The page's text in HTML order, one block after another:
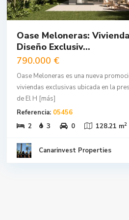
Oase Meloneras:
Diseño Exclusiv...
790.000 €
Oase Meloneras es una nueva
viviendas exclusivas ubicada en la
de El H [más]
Referencia: 05456
2
3 0 128.21 m2
Canarinvest Properties